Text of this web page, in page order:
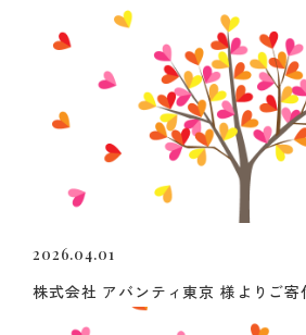
2026.04.01
株式会社 アバンティ東京 様よりご寄